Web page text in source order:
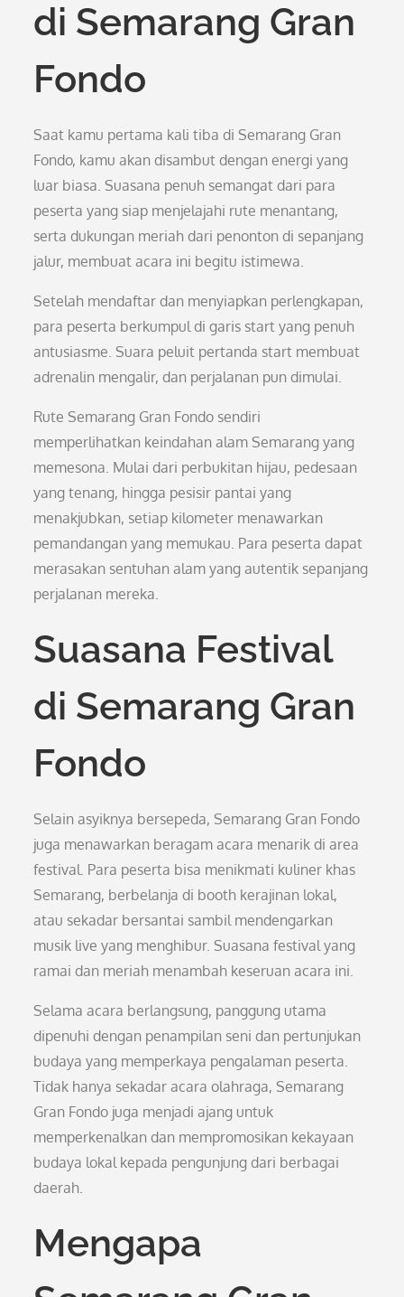
di Semarang Gran
Fondo
Saat kamu pertama kali tiba di Semarang Gran
Fondo, kamu akan disambut dengan energi yang
luar biasa. Suasana penuh semangat dari para
peserta yang siap menjelajahi rute menantang,
serta dukungan meriah dari penonton di sepanjang
jalur, membuat acara ini begitu istimewa.
Setelah mendaftar dan menyiapkan perlengkapan,
para peserta berkumpul di garis start yang penuh
antusiasme. Suara peluit pertanda start membuat
adrenalin mengalir, dan perjalanan pun dimulai.
Rute Semarang Gran Fondo sendiri
memperlihatkan keindahan alam Semarang yang
memesona. Mulai dari perbukitan hijau, pedesaan
yang tenang, hingga pesisir pantai yang
menakjubkan, setiap kilometer menawarkan
pemandangan yang memukau. Para peserta dapat
merasakan sentuhan alam yang autentik sepanjang
perjalanan mereka.
Suasana Festival
di Semarang Gran
Fondo
Selain asyiknya bersepeda, Semarang Gran Fondo
juga menawarkan beragam acara menarik di area
festival. Para peserta bisa menikmati kuliner khas
Semarang, berbelanja di booth kerajinan lokal,
atau sekadar bersantai sambil mendengarkan
musik live yang menghibur. Suasana festival yang
ramai dan meriah menambah keseruan acara ini.
Selama acara berlangsung, panggung utama
dipenuhi dengan penampilan seni dan pertunjukan
budaya yang memperkaya pengalaman peserta.
Tidak hanya sekadar acara olahraga, Semarang
Gran Fondo juga menjadi ajang untuk
memperkenalkan dan mempromosikan kekayaan
budaya lokal kepada pengunjung dari berbagai
daerah.
Mengapa